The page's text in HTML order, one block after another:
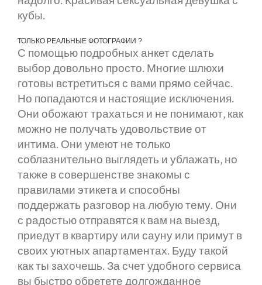
кубы.
ТОЛЬКО РЕАЛЬНЫЕ ФОТОГРАФИИ ?
С помощью подробных анкет сделать
выбор довольно просто. Многие шлюхи
готовы встретиться с вами прямо сейчас.
Но попадаются и настоящие исключения.
Они обожают трахаться и не понимают, как
можно не получать удовольствие от
интима. Они умеют не только
соблазнительно выглядеть и ублажать, но
также в совершенстве знакомы с
правилами этикета и способны
поддержать разговор на любую тему. Они
с радостью отправятся к вам на выезд,
приедут в квартиру или сауну или примут в
своих уютных апартаментах. Буду такой
как ты захочешь. За счет удобного сервиса
вы быстро обретете долгожданное